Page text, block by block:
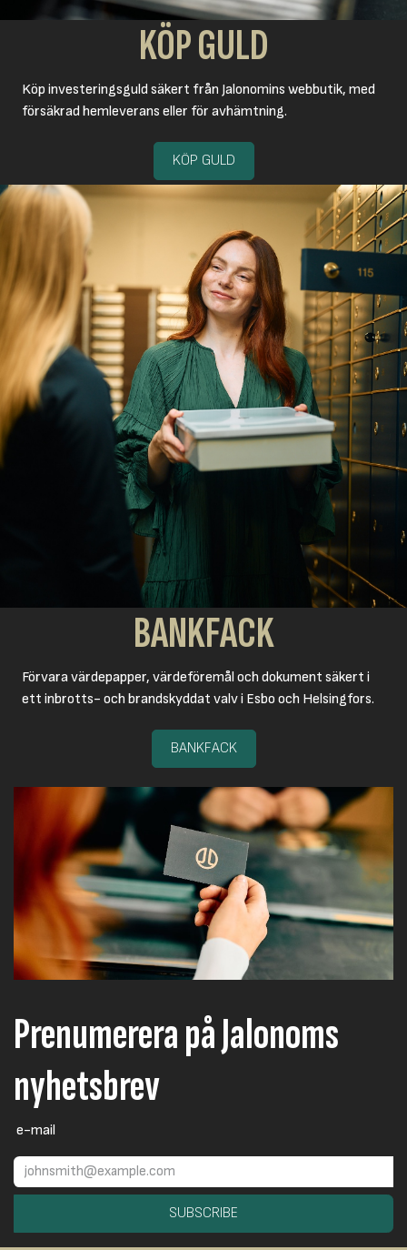
KÖP GULD
Köp investeringsguld säkert från Jalonomins webbutik, med
försäkrad hemleverans eller för avhämtning.
KÖP GULD
BANKFACK
Förvara värdepapper, värdeföremål och dokument säkert i
ett inbrotts- och brandskyddat valv i Esbo och Helsingfors.
BANKFACK
Prenumerera på Jalonoms
nyhetsbrev
e-mail
SUBSCRIBE